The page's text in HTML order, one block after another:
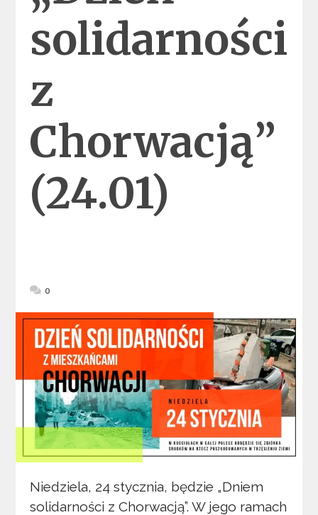
solidarności
z
Chorwacją”
(24.01)
0
Niedziela, 24 stycznia, będzie „Dniem
solidarności z Chorwacją”. W jego ramach